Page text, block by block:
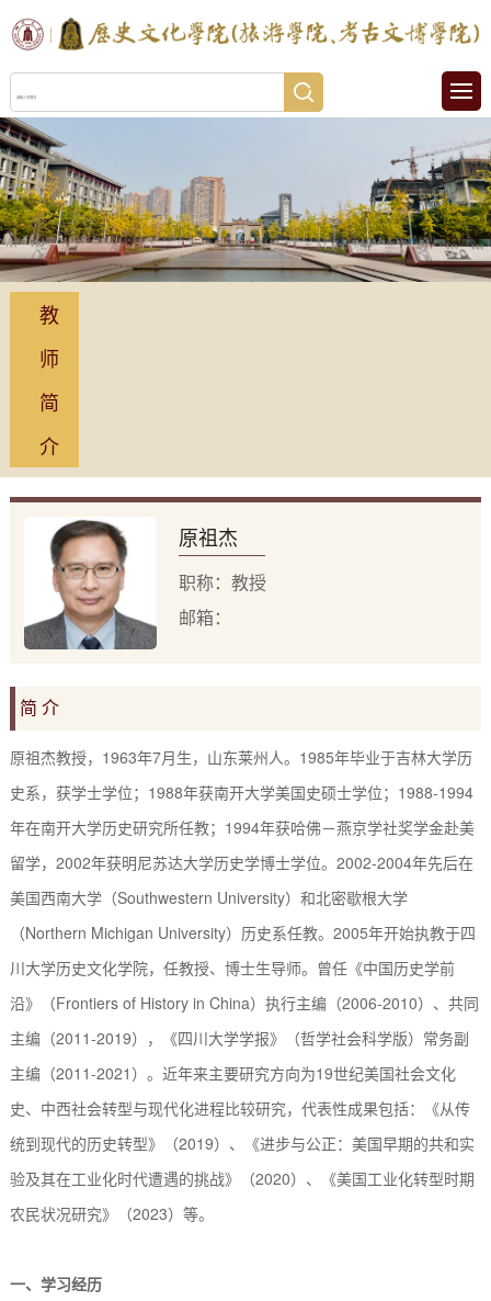
教
师
简
介
原祖杰
职称：教授
邮箱：
简 介
原祖杰教授， 1963年7月生，山东莱州人。 1985年毕业于吉林大学历
史系，获学士学位； 1988年获南开大学美国史硕士学位； 1988-1994
年在南开大学历史研究所任教； 1994年获哈佛－燕京学社奖学金赴美
留学， 2002年获明尼苏达大学历史学博士学位。 2002-2004年先后在
美国西南大学（Southwestern University）和北密歇根大学
（Northern Michigan University）历史系任教。 2005年开始执教于四
川大学历史文化学院，任教授、博士生导师。 曾任《中国历史学前
沿》（Frontiers of History in China） 执行主编（2006-2010）、共同
主编 （2011-2019） ，《四川大学学报》（哲学社会科学版）常务副
主编 （2011-2021） 。 近年来主要研究方向为19世纪美国社会文化
史、 中西社会转型与现代化进程比较研究，代表性成果包括：《从传
统到现代的历史转型》（2019）、《进步与公正：美国早期的共和实
验及其在工业化时代遭遇的挑战》（2020）、《美国工业化转型时期
农民状况研究》（2023）等。
一、 学习经历